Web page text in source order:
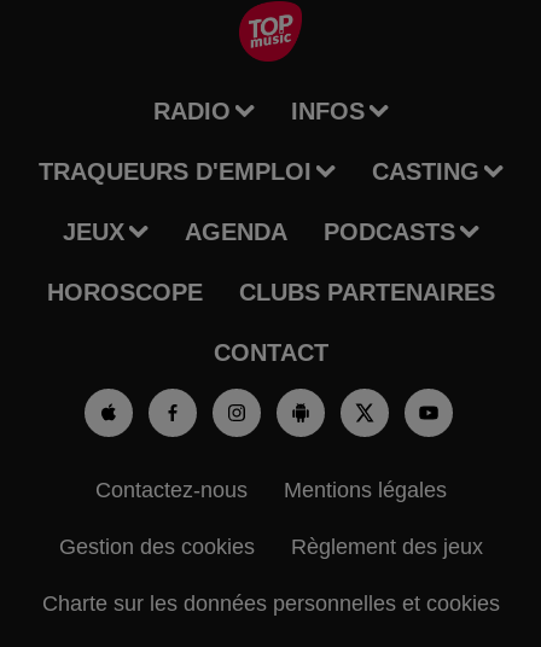
RADIO INFOS
TRAQUEURS D'EMPLOI CASTING
JEUX AGENDA PODCASTS
HOROSCOPE CLUBS PARTENAIRES
CONTACT
Contactez-nous Mentions légales
Gestion des cookies Règlement des jeux
Charte sur les données personnelles et cookies